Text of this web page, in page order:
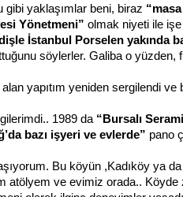
gibi yaklaşımlar beni, biraz
Yönetmeni” olmak niyeti ile işe
İstanbul Porselen yakında
söylerler. Galiba o yüzden,
yapıtım yeniden sergilendi ve
1989 da “Bursalı
bazı işyeri ve evlerde” pano
Bu köyün ,Kadıköy ya
atölyem ve evimiz orada..